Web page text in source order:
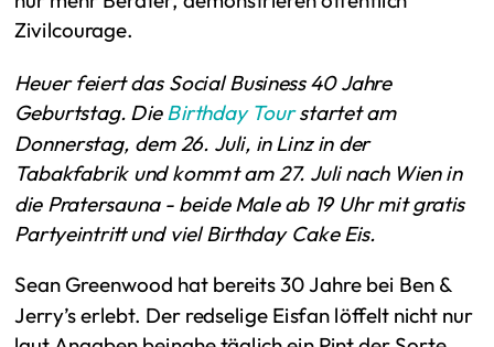
Zivilcourage.
Heuer feiert das Social Business 40 Jahre
Geburtstag. Die Birthday Tourstartet am
Donnerstag, dem 26. Juli, in Linz in der
Tabakfabrik und kommt am 27. Juli nach Wien in
die Pratersauna - beide Male ab 19 Uhr mit gratis
Partyeintritt und viel Birthday Cake Eis.
Sean Greenwood hat bereits 30 Jahre bei Ben &
Jerry’s erlebt. Der redselige Eisfan löffelt nicht nur